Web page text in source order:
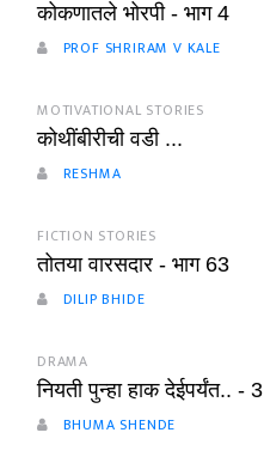
कोकणातले भोरपी - भाग 4
PROF SHRIRAM V KALE
MOTIVATIONAL STORIES
कोथींबीरीची वडी ...
RESHMA
FICTION STORIES
तोतया वारसदार - भाग 63
DILIP BHIDE
DRAMA
नियती पुन्हा हाक देईपर्यंत.. - 3
BHUMA SHENDE